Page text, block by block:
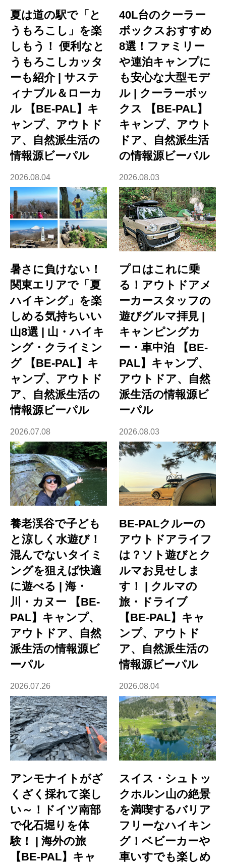
夏は道の駅で「と
うもろこし」を楽
しもう！ 便利なと
うもろこしカッタ
ーも紹介 | サステ
ィナブル＆ローカ
ル 【BE-PAL】キ
ャンプ、アウトド
ア、自然派生活の
情報源ビーパル
2026.08.04
40L台のクーラー
ボックスおすすめ
8選！ファミリー
や連泊キャンプに
も安心な大型モデ
ル | クーラーボッ
クス 【BE-PAL】
キャンプ、アウト
ドア、自然派生活
の情報源ビーパル
2026.08.03
暑さに負けない！
関東エリアで「夏
ハイキング」を楽
しめる気持ちいい
山8選 | 山・ハイキ
ング・クライミン
グ 【BE-PAL】キ
ャンプ、アウトド
ア、自然派生活の
情報源ビーパル
2026.07.08
プロはこれに乗
る！アウトドアメ
ーカースタッフの
遊びグルマ拝見 |
キャンピングカ
ー・車中泊 【BE-
PAL】キャンプ、
アウトドア、自然
派生活の情報源ビ
ーパル
2026.08.03
養老渓谷で子ども
と涼しく水遊び！
混んでないタイミ
ングを狙えば快適
に遊べる | 海・
川・カヌー 【BE-
PAL】キャンプ、
アウトドア、自然
派生活の情報源ビ
ーパル
2026.07.26
BE-PALクルーの
アウトドアライフ
は？ソト遊びとク
ルマお見せしま
す！ | クルマの
旅・ドライブ
【BE-PAL】キャ
ンプ、アウトド
ア、自然派生活の
情報源ビーパル
2026.08.04
アンモナイトがざ
くざく採れて楽し
い～！ドイツ南部
で化石堀りを体
験！ | 海外の旅
【BE-PAL】キャ
スイス・シュトッ
クホルン山の絶景
を満喫するバリア
フリーなハイキン
グ！ベビーカーや
車いすでも楽しめ